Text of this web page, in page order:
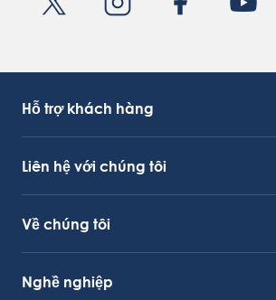
Hỗ trợ khách hàng
Liên hệ với chúng tôi
Về chúng tôi
Nghề nghiệp